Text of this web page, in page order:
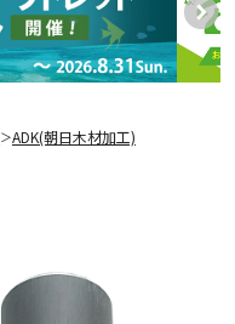
＞ADK(朝日木材加工)